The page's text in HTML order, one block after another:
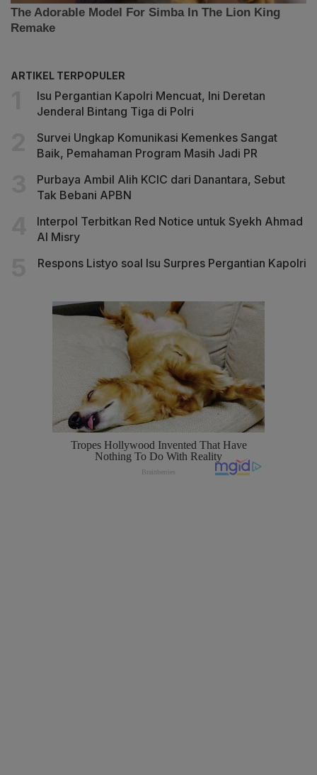
ARTIKEL TERPOPULER
Isu Pergantian Kapolri Mencuat, Ini Deretan
Jenderal Bintang Tiga di Polri
Survei Ungkap Komunikasi Kemenkes Sangat
Baik, Pemahaman Program Masih Jadi PR
Purbaya Ambil Alih KCIC dari Danantara, Sebut
Tak Bebani APBN
Interpol Terbitkan Red Notice untuk Syekh Ahmad
Al Misry
Respons Listyo soal Isu Surpres Pergantian Kapolri